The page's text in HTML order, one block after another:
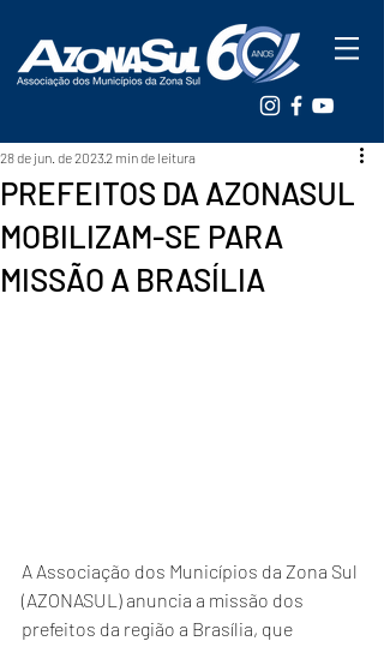
PREFEITOS DA AZONASUL
MOBILIZAM-SE PARA
MISSÃO A BRASÍLIA
28 de jun. de 20232 min de leitura
A Associação dos Municípios da Zona Sul
(AZONASUL) anuncia a missão dos
prefeitos da região a Brasília, que